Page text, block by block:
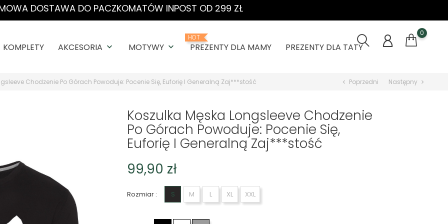
DOSTAWA DO PACZKOMATÓW INPOST OD 299 ZŁ
KOMPLETY AKCESORIA keyboard_arrow_down MOTYWY keyboard_arrow_down
HOT
PREZENTY DLA MAMY PREZENTY DLA TATY
0
Chodzenie Po Górach Powoduje: Pocenie Się, Euforię I Generalną Zaj***stość chevron_left Poprzedni Następny chevron_right
Koszulka Męska Longsleeve Chodzenie
Po Górach Powoduje: Pocenie Się,
Euforię I Generalną Zaj***stość
99,90 zł
Rozmiar : S M L XL XXL